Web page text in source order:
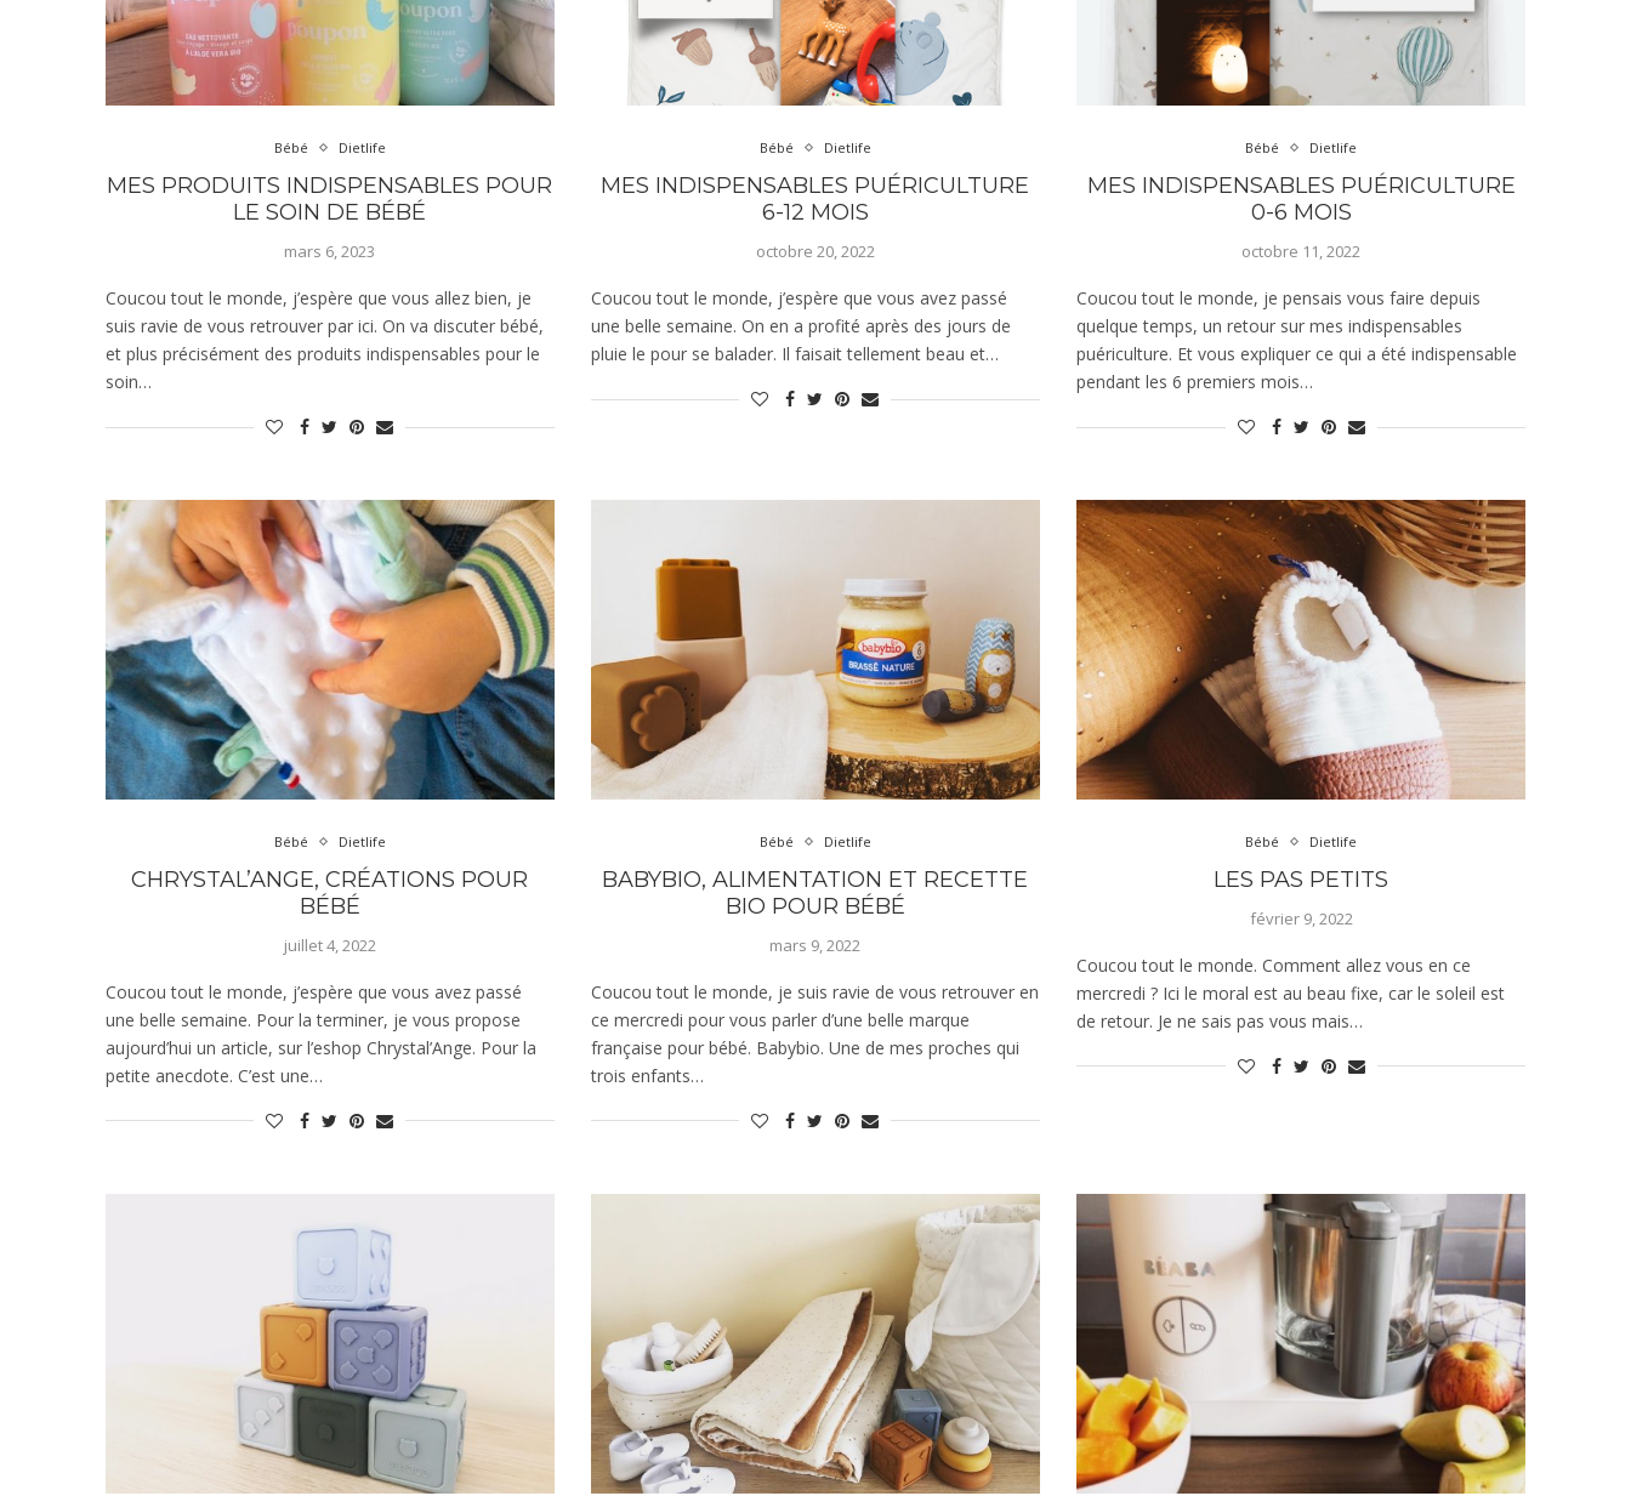
Bébé Dietlife
MES PRODUITS INDISPENSABLES POUR
LE SOIN DE BÉBÉ
mars 6, 2023
Coucou tout le monde, j’espère que vous allez bien, je
suis ravie de vous retrouver par ici. On va discuter bébé,
et plus précisément des produits indispensables pour le
soin…
Bébé Dietlife
MES INDISPENSABLES PUÉRICULTURE
6-12 MOIS
octobre 20, 2022
Coucou tout le monde, j’espère que vous avez passé
une belle semaine. On en a profité après des jours de
pluie le pour se balader. Il faisait tellement beau et…
Bébé Dietlife
MES INDISPENSABLES PUÉRICULTURE
0-6 MOIS
octobre 11, 2022
Coucou tout le monde, je pensais vous faire depuis
quelque temps, un retour sur mes indispensables
puériculture. Et vous expliquer ce qui a été indispensable
pendant les 6 premiers mois…
Bébé Dietlife
CHRYSTAL’ANGE, CRÉATIONS POUR
BÉBÉ
juillet 4, 2022
Coucou tout le monde, j’espère que vous avez passé
une belle semaine. Pour la terminer, je vous propose
aujourd’hui un article, sur l’eshop Chrystal’Ange. Pour la
petite anecdote. C’est une…
Bébé Dietlife
BABYBIO, ALIMENTATION ET RECETTE
BIO POUR BÉBÉ
mars 9, 2022
Coucou tout le monde, je suis ravie de vous retrouver en
ce mercredi pour vous parler d’une belle marque
française pour bébé. Babybio. Une de mes proches qui
trois enfants…
Bébé Dietlife
LES PAS PETITS
février 9, 2022
Coucou tout le monde. Comment allez vous en ce
mercredi ? Ici le moral est au beau fixe, car le soleil est
de retour. Je ne sais pas vous mais…